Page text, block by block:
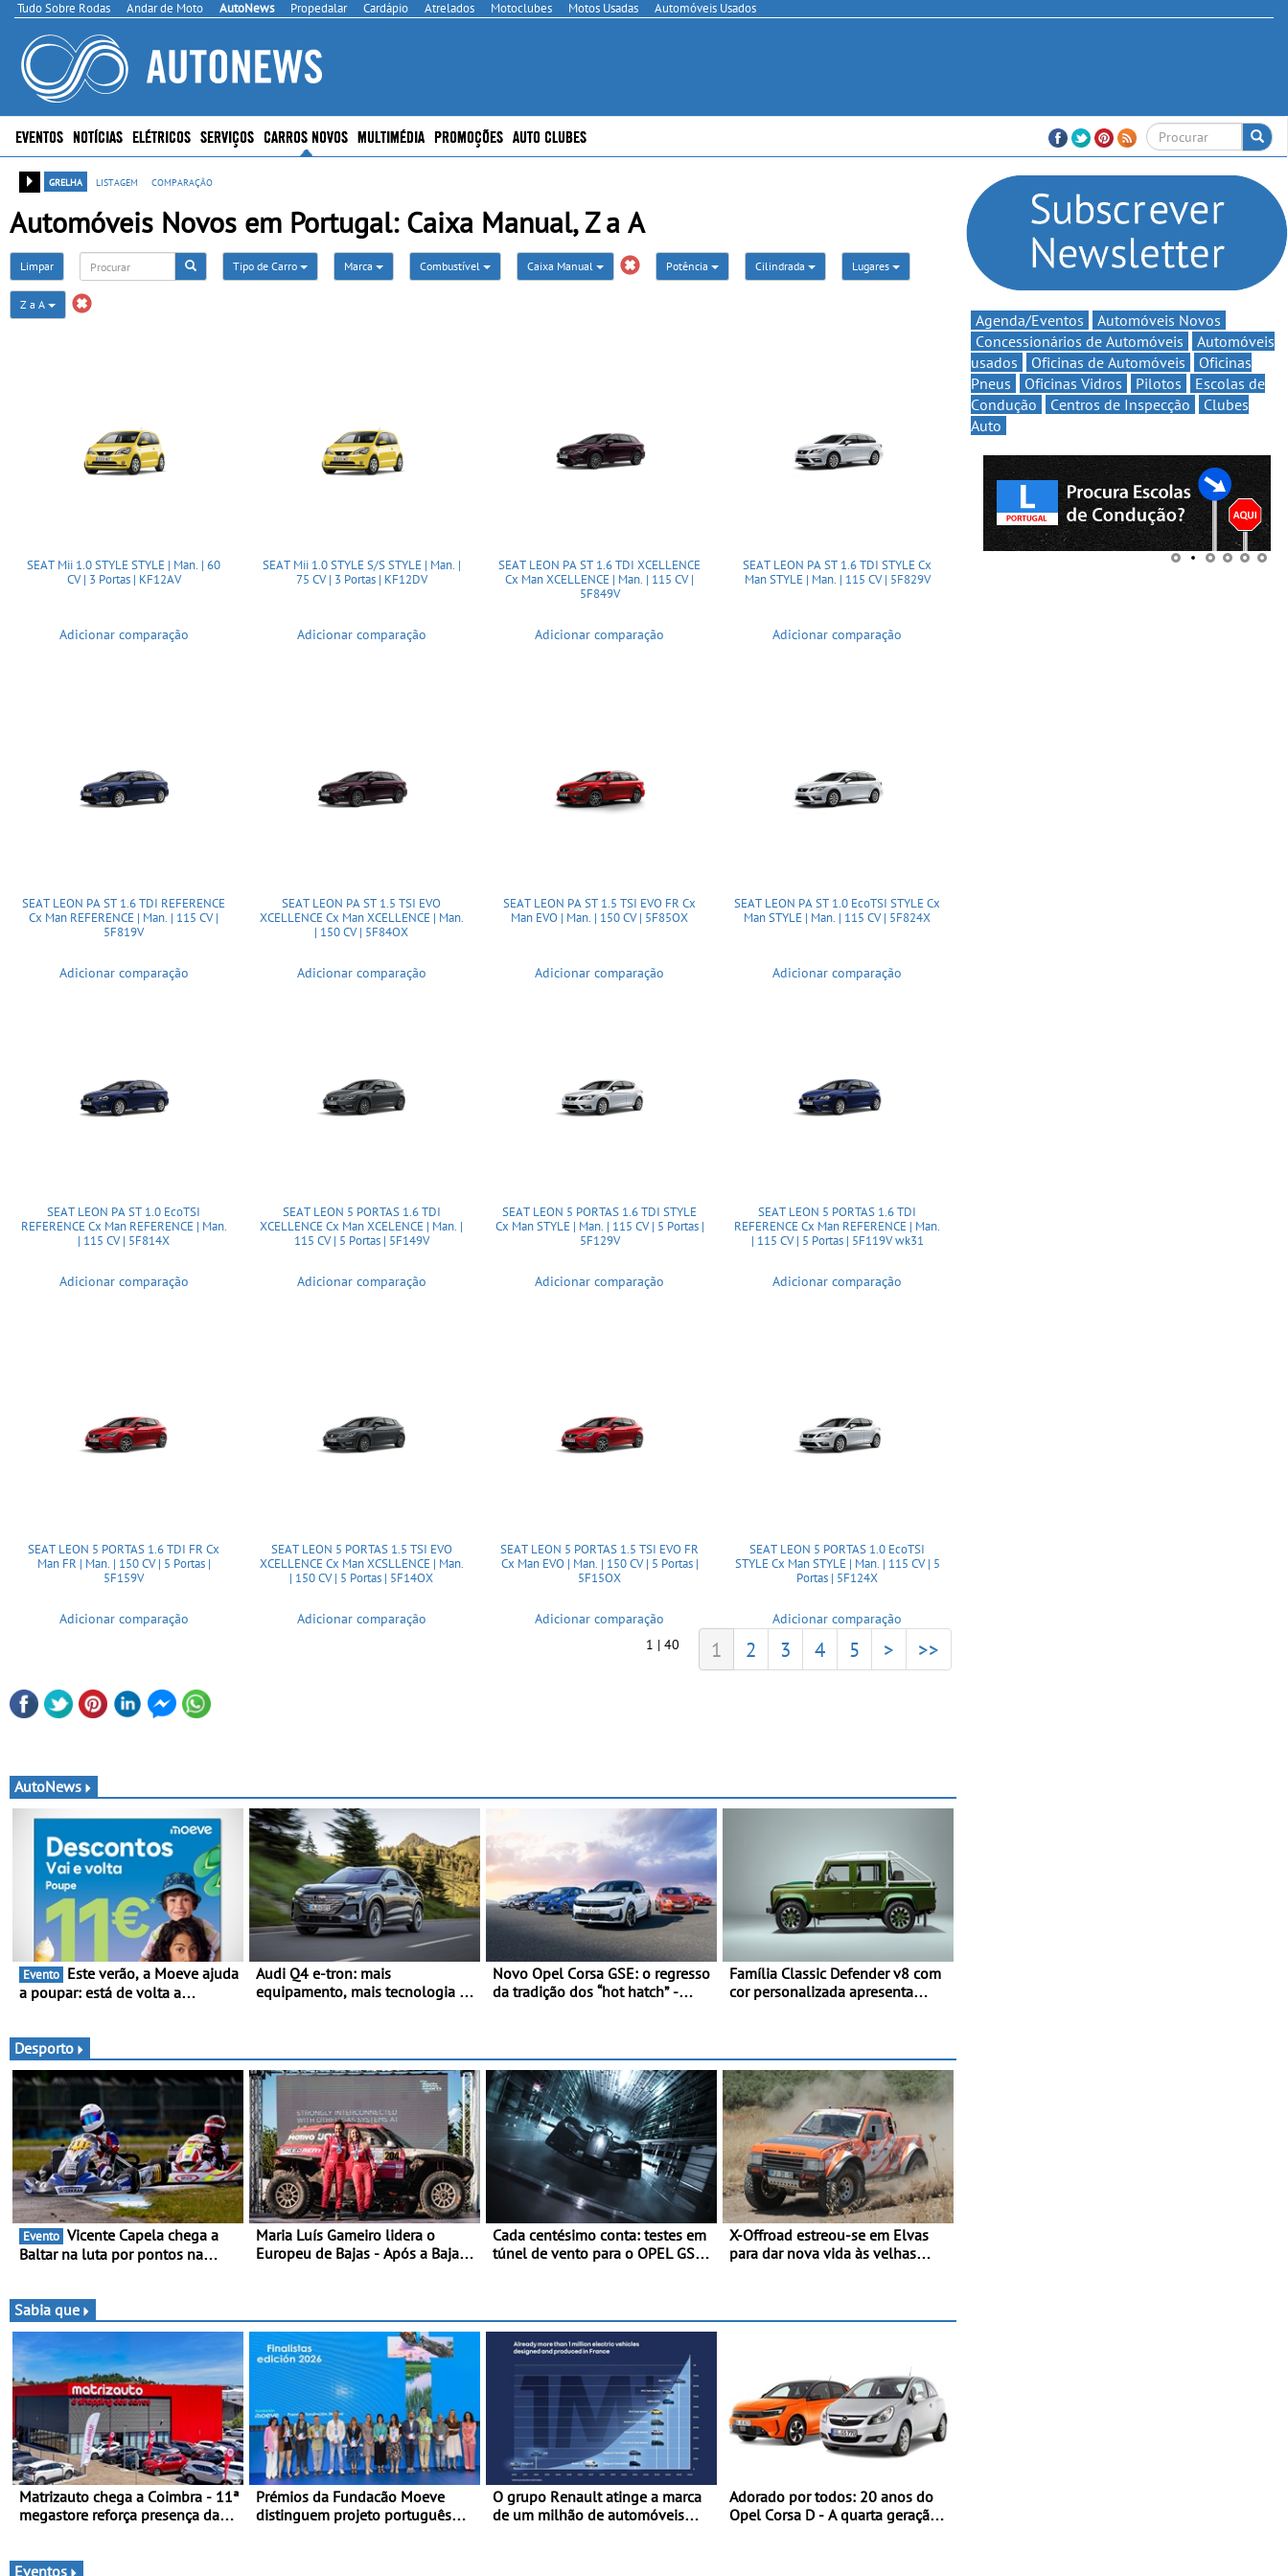
Tudo Sobre Rodas Andar de Moto AutoNews Propedalar Cardápio Atrelados Motoclubes Motos Usadas Automóveis Usados
EVENTOS NOTÍCIAS ELÉTRICOS SERVIÇOS CARROS NOVOS MULTIMÉDIA PROMOÇÕES AUTO CLUBES
grelha listagem comparação
Automóveis Novos em Portugal: Caixa Manual, Z a A
Limpar Tipo de Carro Marca Combustível Caixa Manual Potência Cilindrada Lugares
Z a A
SEAT Mii 1.0 STYLE STYLE | Man. | 60
CV | 3 Portas | KF12AV
Adicionar comparação
SEAT Mii 1.0 STYLE S/S STYLE | Man. |
75 CV | 3 Portas | KF12DV
Adicionar comparação
SEAT LEON PA ST 1.6 TDI XCELLENCE
Cx Man XCELLENCE | Man. | 115 CV |
5F849V
Adicionar comparação
SEAT LEON PA ST 1.6 TDI STYLE Cx
Man STYLE | Man. | 115 CV | 5F829V
Adicionar comparação
SEAT LEON PA ST 1.6 TDI REFERENCE
Cx Man REFERENCE | Man. | 115 CV |
5F819V
Adicionar comparação
SEAT LEON PA ST 1.5 TSI EVO
XCELLENCE Cx Man XCELLENCE | Man.
| 150 CV | 5F84OX
Adicionar comparação
SEAT LEON PA ST 1.5 TSI EVO FR Cx
Man EVO | Man. | 150 CV | 5F85OX
Adicionar comparação
SEAT LEON PA ST 1.0 EcoTSI STYLE Cx
Man STYLE | Man. | 115 CV | 5F824X
Adicionar comparação
SEAT LEON PA ST 1.0 EcoTSI
REFERENCE Cx Man REFERENCE | Man.
| 115 CV | 5F814X
Adicionar comparação
SEAT LEON 5 PORTAS 1.6 TDI
XCELLENCE Cx Man XCELENCE | Man. |
115 CV | 5 Portas | 5F149V
Adicionar comparação
SEAT LEON 5 PORTAS 1.6 TDI STYLE
Cx Man STYLE | Man. | 115 CV | 5 Portas |
5F129V
Adicionar comparação
SEAT LEON 5 PORTAS 1.6 TDI
REFERENCE Cx Man REFERENCE | Man.
| 115 CV | 5 Portas | 5F119V wk31
Adicionar comparação
SEAT LEON 5 PORTAS 1.6 TDI FR Cx
Man FR | Man. | 150 CV | 5 Portas |
5F159V
Adicionar comparação
SEAT LEON 5 PORTAS 1.5 TSI EVO
XCELLENCE Cx Man XCSLLENCE | Man.
| 150 CV | 5 Portas | 5F14OX
Adicionar comparação
SEAT LEON 5 PORTAS 1.5 TSI EVO FR
Cx Man EVO | Man. | 150 CV | 5 Portas |
5F15OX
Adicionar comparação
SEAT LEON 5 PORTAS 1.0 EcoTSI
STYLE Cx Man STYLE | Man. | 115 CV | 5
Portas | 5F124X
Adicionar comparação
1 | 40
1 2 3 4 5 > >>
AutoNews
Evento
a poupar: está de volta a
Audi Q4 e-tron: mais
equipamento, mais tecnologia e
carregamento mais rápido
Novo Opel Corsa GSE: o regresso
da tradição dos “hot hatch” -
Família Classic Defender v8 com
cor personalizada apresenta
Desporto
Evento
Baltar na luta por pontos na
Portugal com ambição renovada
de regressar ao pódio
Maria Luís Gameiro lidera o
Europeu de Bajas - Após a Baja
Cada centésimo conta: testes em
túnel de vento para o OPEL GSE
afinação do veículo
X-Offroad estreou-se em Elvas
para dar nova vida às velhas
Alentejo, com viaturas T0, T8 e
Sabia que
Matrizauto chega a Coimbra - 11ª
megastore reforça presença da
Prémios da Fundacão Moeve
distinguem projeto português
O grupo Renault atinge a marca
de um milhão de automóveis
Adorado por todos: 20 anos do
Opel Corsa D - A quarta geração
Eventos
Agenda/Eventos
Automóveis Novos
Concessionários de Automóveis
Automóveis
usados
Oficinas de Automóveis
Oficinas
Pneus
Oficinas Vidros Pilotos
Escolas de
Condução
Centros de Inspecção
Clubes
Auto